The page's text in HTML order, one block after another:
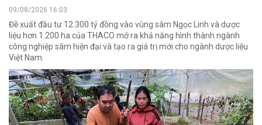
09/08/2026 16:03
Đề xuất đầu tư 12.300 tỷ đồng vào vùng sâm Ngọc Linh và dược
liệu hơn 1.200 ha của THACO mở ra khả năng hình thành ngành
công nghiệp sâm hiện đại và tạo ra giá trị mới cho ngành dược liệu
Việt Nam.